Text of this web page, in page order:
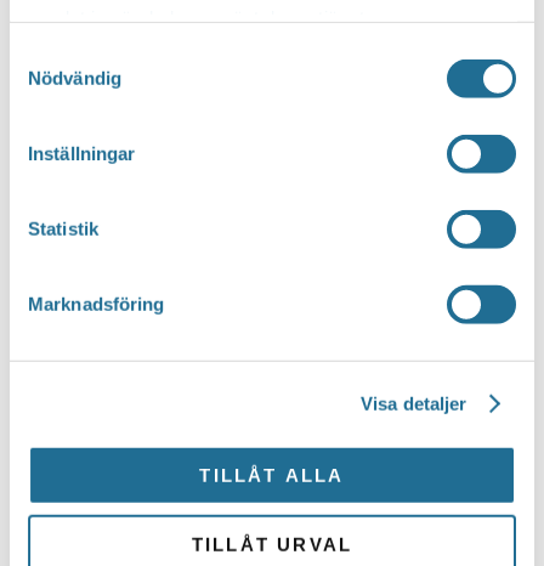
Nödvändig
Inställningar
Statistik
Marknadsföring
Visa detaljer
TILLÅT ALLA
TILLÅT URVAL
You can translate this website with Google
the translation is being done by a machine and
never expect the translation to be 100 percent
Tillväxt Motala is not responsible for any
mistakes in translations performed by Google
Translate.